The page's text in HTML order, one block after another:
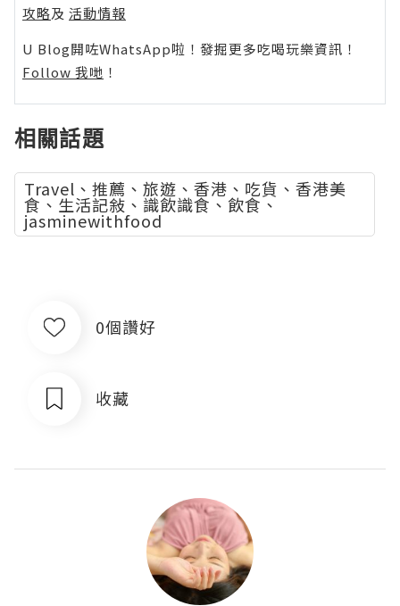
攻略及 活動情報
U Blog開咗WhatsApp啦！發掘更多吃喝玩樂資訊！
Follow 我哋 ！
相關話題
Travel、推薦、旅遊、香港、吃貨、香港美
食、生活記敍、識飲識食、飲食、
jasminewithfood
0個讚好
收藏